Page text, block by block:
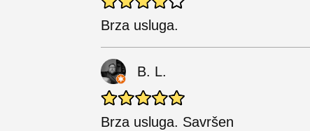
Brza usluga.
B. L.
Brza usluga. Savršen